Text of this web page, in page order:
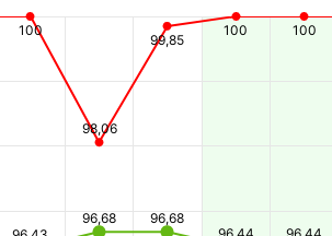
96,68
96,68
100
98,06
99,85
100 100